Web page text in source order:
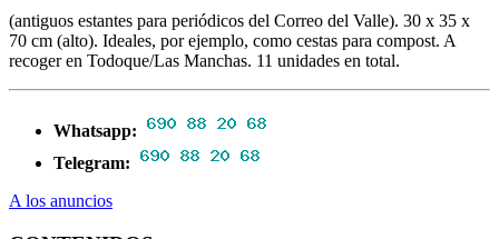
(antiguos estantes para periódicos del Correo del Valle). 30 x 35 x
70 cm (alto). Ideales, por ejemplo, como cestas para compost. A
recoger en Todoque/Las Manchas. 11 unidades en total.
Whatsapp:
Telegram:
A los anuncios